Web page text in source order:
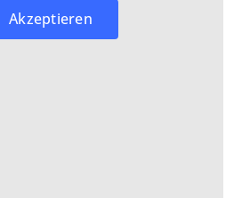
Akzeptieren